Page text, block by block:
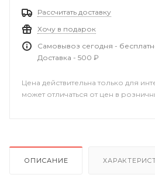
Рассчитать доставку
Хочу в подарок
Самовывоз сегодня -
Доставка - 500 ₽
Цена действительна только для
может отличаться от цен в
ОПИСАНИЕ